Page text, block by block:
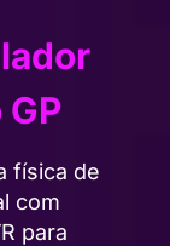
física de
com
para